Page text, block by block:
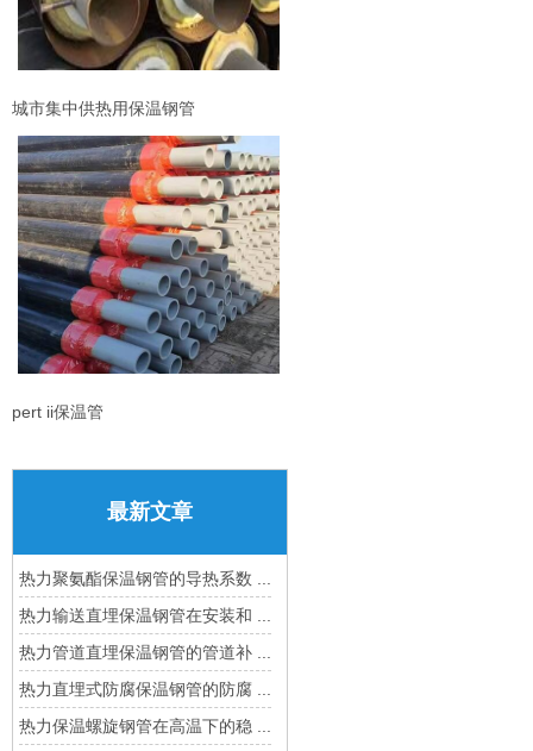
城市集中供热用保温钢管
pert ii保温管
最新文章
热力聚氨酯保温钢管的导热系数 ...
热力输送直埋保温钢管在安装和 ...
热力管道直埋保温钢管的管道补 ...
热力直埋式防腐保温钢管的防腐 ...
热力保温螺旋钢管在高温下的稳 ...